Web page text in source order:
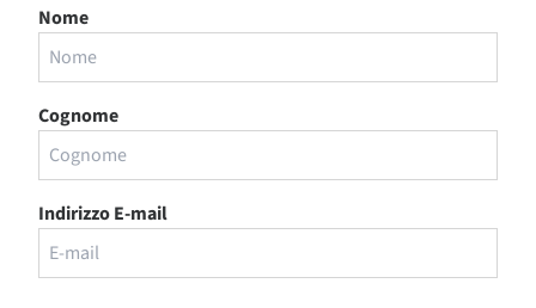
Nome
Cognome
Indirizzo E-mail